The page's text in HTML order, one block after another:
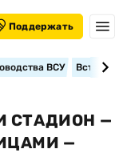
Поддержать
ВСУ
СТАДИОН —
—